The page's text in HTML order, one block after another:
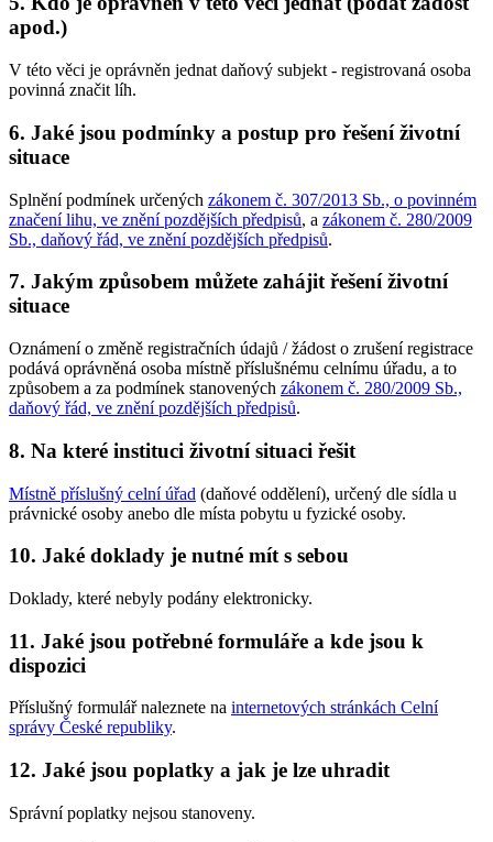
apod.)
V této věci je oprávněn jednat daňový subjekt - registrovaná osoba
povinná značit líh.
6. Jaké jsou podmínky a postup pro řešení životní
situace
Splnění podmínek určených zákonem č. 307/2013 Sb., o povinném
značení lihu, ve znění pozdějších předpisů, a zákonem č. 280/2009
Sb., daňový řád, ve znění pozdějších předpisů.
7. Jakým způsobem můžete zahájit řešení životní
situace
Oznámení o změně registračních údajů / žádost o zrušení registrace
podává oprávněná osoba místně příslušnému celnímu úřadu, a to
způsobem a za podmínek stanovených zákonem č. 280/2009 Sb.,
daňový řád, ve znění pozdějších předpisů.
8. Na které instituci životní situaci řešit
Místně příslušný celní úřad (daňové oddělení), určený dle sídla u
právnické osoby anebo dle místa pobytu u fyzické osoby.
10. Jaké doklady je nutné mít s sebou
Doklady, které nebyly podány elektronicky.
11. Jaké jsou potřebné formuláře a kde jsou k
dispozici
Příslušný formulář naleznete na internetových stránkách Celní
správy České republiky.
12. Jaké jsou poplatky a jak je lze uhradit
Správní poplatky nejsou stanoveny.